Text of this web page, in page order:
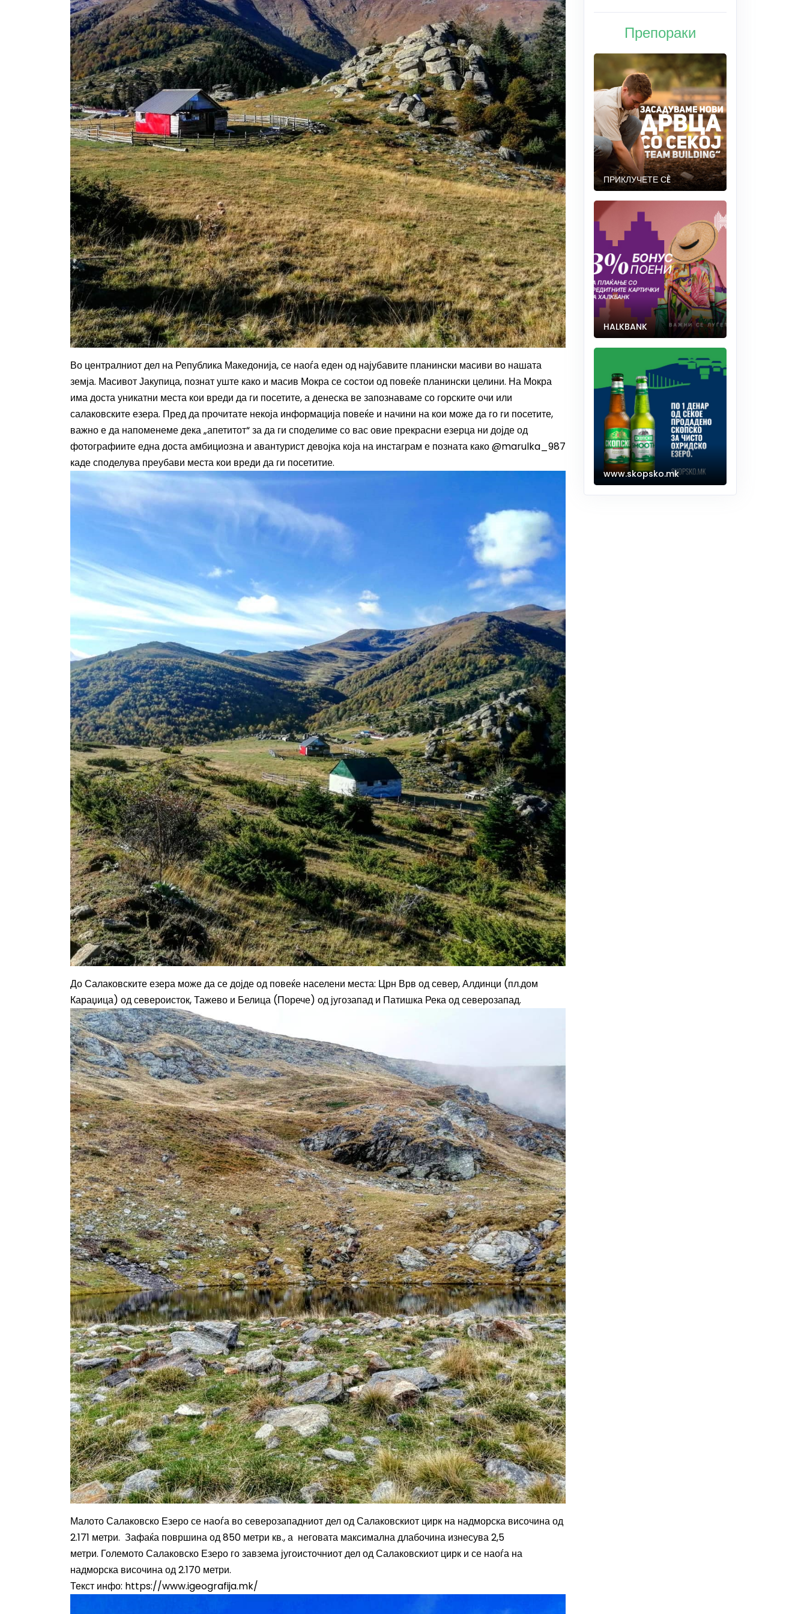
Во централниот дел на Република Македонија, се наоѓа еден од најубавите планински масиви во нашата
земја. Масивот Јакупица, познат уште како и масив Мокра се состои од повеќе планински целини. На Мокра
има доста уникатни места кои вреди да ги посетите, а денеска ве запознаваме со горските очи или
салаковските езера. Пред да прочитате некоја информација повеќе и начини на кои може да го ги посетите,
важно е да напоменеме дека „апетитот“ за да ги споделиме со вас овие прекрасни езерца ни дојде од
фотографиите една доста амбициозна и авантурист девојка која на инстаграм е позната како @marulka_987
каде споделува преубави места кои вреди да ги посетитие.
До Салаковските езера може да се дојде од повеќе населени места: Црн Врв од север, Алдинци (пл.дом
Караџица) од североисток, Тажево и Белица (Порече) од југозапад и Патишка Река од северозапад.
Малото Салаковско Езеросе наoѓа во северозападниот дел од Салаковскиот цирк на надморска височина од
2.171 метри. Зафаќа површина од 850 метри кв., а неговата максимална длабочина изнесува 2,5
метри. Големото Салаковско Езеро го завзема југоисточниот дел од Салаковскиот цирк и се наоѓа на
надморска височина од 2.170 метри.
Текст инфо: https://www.igeografija.mk/
Препораки
ПРИКЛУЧЕТЕ СÈ
HALKBANK
www.skopsko.mk